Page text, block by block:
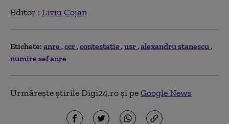
Editor : Liviu Cojan
Etichete: anre ccr contestatie usr alexandru stanescu
numire sef anre
Urmărește știrile Digi24.ro și peGoogle News